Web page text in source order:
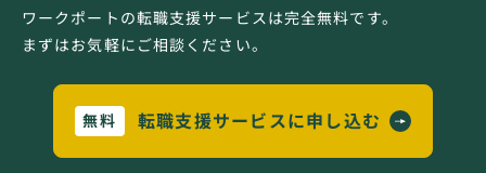
ワークポートの転職支援サービスは完全無料です。
まずはお気軽にご相談ください。
無料 転職支援サービスに申し込む